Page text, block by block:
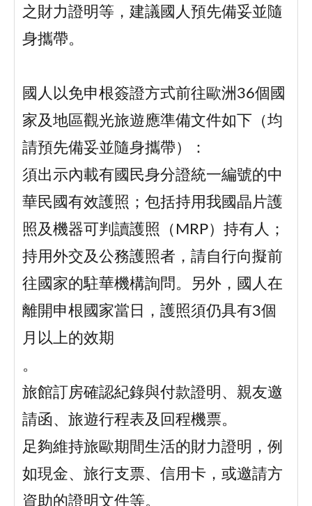
之財力證明等，建議國人預先備妥並隨
身攜帶。
國人以免申根簽證方式前往歐洲36個國
家及地區觀光旅遊應準備文件如下（均
請預先備妥並隨身攜帶）：
須出示內載有國民身分證統一編號的中
華民國有效護照；包括持用我國晶片護
照及機器可判讀護照（MRP）持有人；
持用外交及公務護照者，請自行向擬前
往國家的駐華機構詢問。另外，國人在
離開申根國家當日，護照須仍具有3個
月以上的效期
。
旅館訂房確認紀錄與付款證明、親友邀
請函、旅遊行程表及回程機票。
足夠維持旅歐期間生活的財力證明，例
如現金、旅行支票、信用卡，或邀請方
資助的證明文件等。